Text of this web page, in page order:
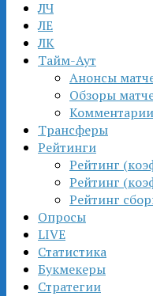
ЛЧ
ЛЕ
ЛК
Тайм-Аут
Анонсы
Обзоры
Комментарии
Трансферы
Рейтинги
Рейтинг
Рейтинг
Рейтинг
Опросы
LIVE
Статистика
Букмекеры
Стратегии